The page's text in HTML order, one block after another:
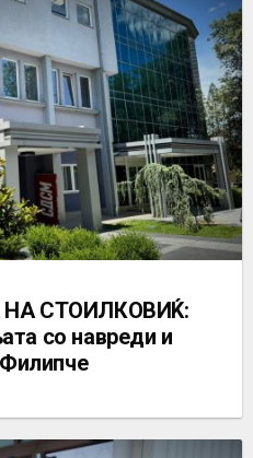
СТОИЛКОВИЌ:
со навреди и